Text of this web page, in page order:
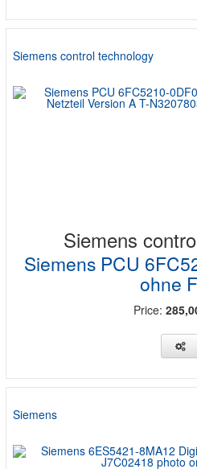
Siemens control technology
Siemens
Siemens PCU
ohne
Price:
Siemens